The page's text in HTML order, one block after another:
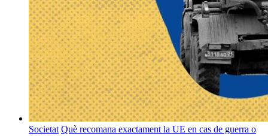
Societat Què recomana exactament la UE en cas de guerra o